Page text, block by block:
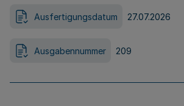
Ausfertigungsdatum 27.07.2026
Ausgabennummer 209